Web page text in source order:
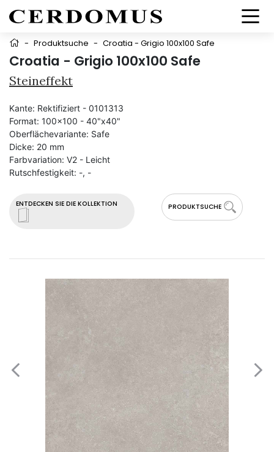
- Produktsuche - Croatia - Grigio 100x100 Safe
Croatia - Grigio 100x100 Safe
Steineffekt
ENTDECKEN SIE DIE KOLLEKTION PRODUKTSUCHE
Kante: Rektifiziert - 0101313
Format: 100x100 - 40"x40"
Oberflächevariante: Safe
Dicke: 20 mm
Farbvariation: V2 - Leicht
Rutschfestigkeit: -, -